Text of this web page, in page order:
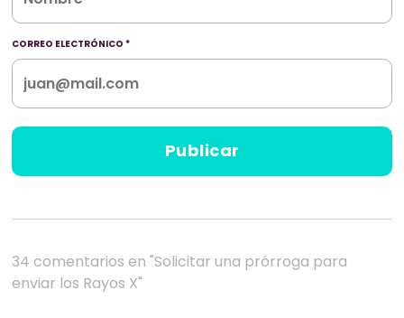
CORREO ELECTRÓNICO *
34 comentarios en "Solicitar una prórroga para
enviar los Rayos X"